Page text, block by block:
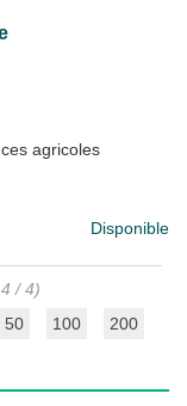
agricoles
Disponible
/ 4)
50 100 200